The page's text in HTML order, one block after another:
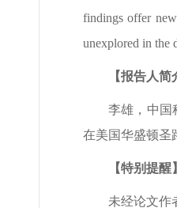
findings offer
unexplored in the
【报告人简
李雄，中国
在美国华盛顿圣
【特别提醒】
未经论文作